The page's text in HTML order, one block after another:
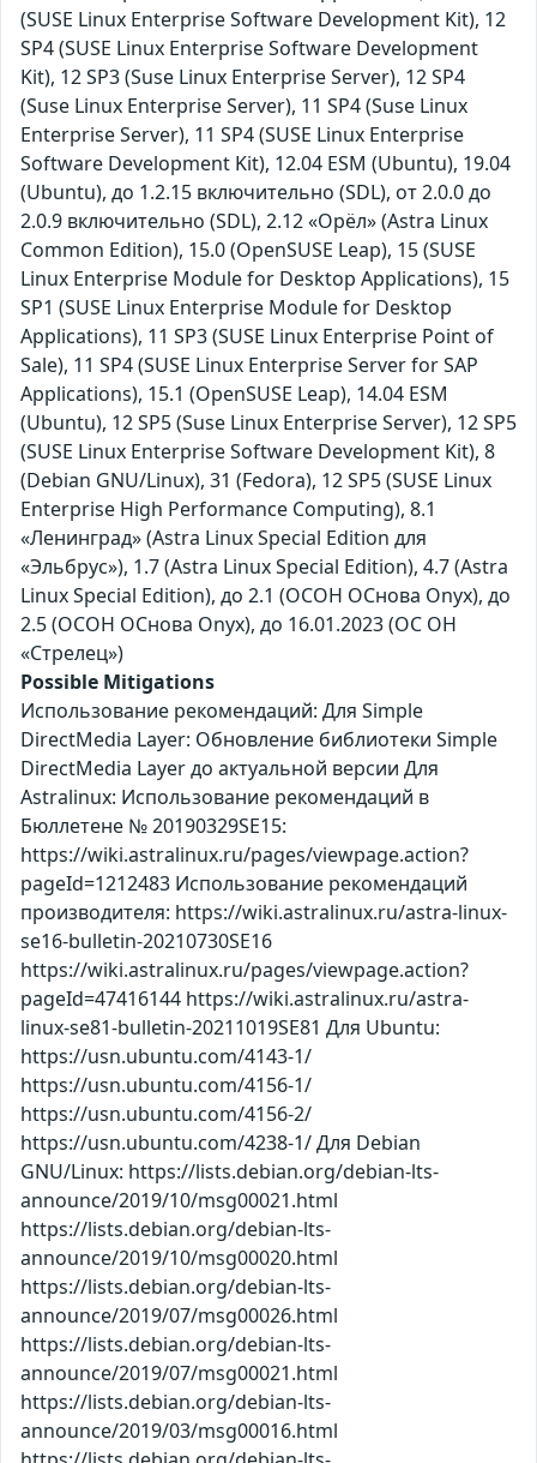
(SUSE Linux Enterprise Software Development Kit), 12
SP4 (SUSE Linux Enterprise Software Development
Kit), 12 SP3 (Suse Linux Enterprise Server), 12 SP4
(Suse Linux Enterprise Server), 11 SP4 (Suse Linux
Enterprise Server), 11 SP4 (SUSE Linux Enterprise
Software Development Kit), 12.04 ESM (Ubuntu), 19.04
(Ubuntu), до 1.2.15 включительно (SDL), от 2.0.0 до
2.0.9 включительно (SDL), 2.12 «Орёл» (Astra Linux
Common Edition), 15.0 (OpenSUSE Leap), 15 (SUSE
Linux Enterprise Module for Desktop Applications), 15
SP1 (SUSE Linux Enterprise Module for Desktop
Applications), 11 SP3 (SUSE Linux Enterprise Point of
Sale), 11 SP4 (SUSE Linux Enterprise Server for SAP
Applications), 15.1 (OpenSUSE Leap), 14.04 ESM
(Ubuntu), 12 SP5 (Suse Linux Enterprise Server), 12 SP5
(SUSE Linux Enterprise Software Development Kit), 8
(Debian GNU/Linux), 31 (Fedora), 12 SP5 (SUSE Linux
Enterprise High Performance Computing), 8.1
«Ленинград» (Astra Linux Special Edition для
«Эльбрус»), 1.7 (Astra Linux Special Edition), 4.7 (Astra
Linux Special Edition), до 2.1 (ОСОН ОСнова Оnyx), до
2.5 (ОСОН ОСнова Оnyx), до 16.01.2023 (ОС ОН
«Стрелец»)
Possible Mitigations
Использование рекомендаций: Для Simple
DirectMedia Layer: Обновление библиотеки Simple
DirectMedia Layer до актуальной версии Для
Astralinux: Использование рекомендаций в
Бюллетене № 20190329SE15:
https://wiki.astralinux.ru/pages/viewpage.action?
pageId=1212483 Использование рекомендаций
производителя: https://wiki.astralinux.ru/astra-linux-
se16-bulletin-20210730SE16
https://wiki.astralinux.ru/pages/viewpage.action?
pageId=47416144 https://wiki.astralinux.ru/astra-
linux-se81-bulletin-20211019SE81 Для Ubuntu:
https://usn.ubuntu.com/4143-1/
https://usn.ubuntu.com/4156-1/
https://usn.ubuntu.com/4156-2/
https://usn.ubuntu.com/4238-1/ Для Debian
GNU/Linux: https://lists.debian.org/debian-lts-
announce/2019/10/msg00021.html
https://lists.debian.org/debian-lts-
announce/2019/10/msg00020.html
https://lists.debian.org/debian-lts-
announce/2019/07/msg00026.html
https://lists.debian.org/debian-lts-
announce/2019/07/msg00021.html
https://lists.debian.org/debian-lts-
announce/2019/03/msg00016.html